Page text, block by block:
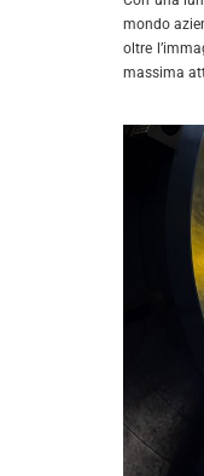
mondo
oltre
massima